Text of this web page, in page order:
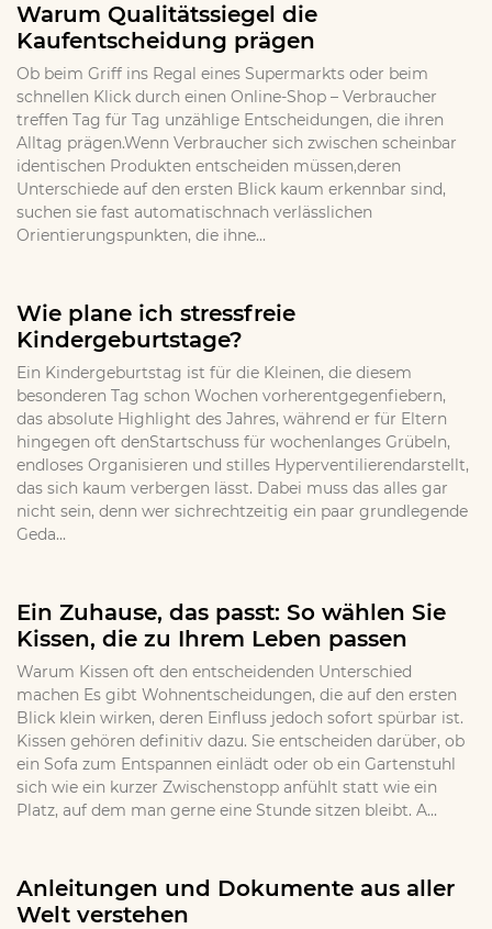
Warum Qualitätssiegel die
Kaufentscheidung prägen
Ob beim Griff ins Regal eines Supermarkts oder beim
schnellen Klick durch einen Online-Shop – Verbraucher
treffen Tag für Tag unzählige Entscheidungen, die ihren
Alltag prägen.Wenn Verbraucher sich zwischen scheinbar
identischen Produkten entscheiden müssen,deren
Unterschiede auf den ersten Blick kaum erkennbar sind,
suchen sie fast automatischnach verlässlichen
Orientierungspunkten, die ihne...
Wie plane ich stressfreie
Kindergeburtstage?
Ein Kindergeburtstag ist für die Kleinen, die diesem
besonderen Tag schon Wochen vorherentgegenfiebern,
das absolute Highlight des Jahres, während er für Eltern
hingegen oft denStartschuss für wochenlanges Grübeln,
endloses Organisieren und stilles Hyperventilierendarstellt,
das sich kaum verbergen lässt. Dabei muss das alles gar
nicht sein, denn wer sichrechtzeitig ein paar grundlegende
Geda...
Ein Zuhause, das passt: So wählen Sie
Kissen, die zu Ihrem Leben passen
Warum Kissen oft den entscheidenden Unterschied
machen Es gibt Wohnentscheidungen, die auf den ersten
Blick klein wirken, deren Einfluss jedoch sofort spürbar ist.
Kissen gehören definitiv dazu. Sie entscheiden darüber, ob
ein Sofa zum Entspannen einlädt oder ob ein Gartenstuhl
sich wie ein kurzer Zwischenstopp anfühlt statt wie ein
Platz, auf dem man gerne eine Stunde sitzen bleibt. A...
Anleitungen und Dokumente aus aller
Welt verstehen